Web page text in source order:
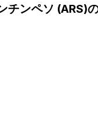
チンペソ (ARS)